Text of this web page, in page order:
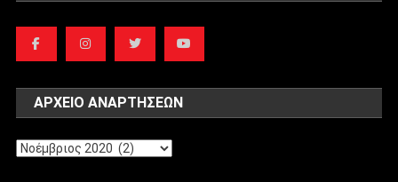
ΑΡΧΕΊΟ ΑΝΑΡΤΉΣΕΩΝ
Αρχείο